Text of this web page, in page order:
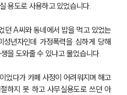
용도로 사용하고 있었습니다.
던 A씨와 동네에서 밥을 먹고 있었는
년자인데 가정폭력을 심하게 당해
을 도와줄 수 있냐고 물었습니다.
었다가 카페 사정이 어려워지며 해고
하지 못 하고 사무실용도로 쓰던 아